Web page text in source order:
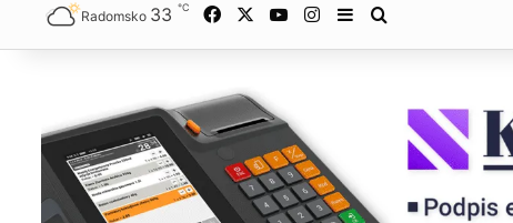
Radomsko 33 ℃ Facebook YouTubeInstagram
Sidebar